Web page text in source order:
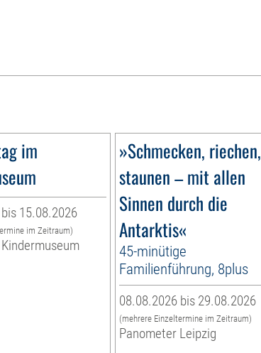
im
15.08.2026
im Zeitraum)
»Schmecken, riechen,
staunen – mit allen
Sinnen durch die
Antarktis«
45-minütige
Familienführung, 8plus
08.08.2026 bis 29.08.2026
(mehrere Einzeltermine im Zeitraum)
Panometer Leipzig